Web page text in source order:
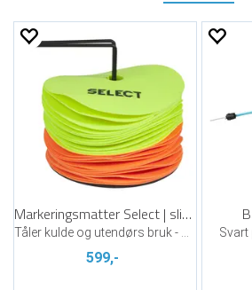
Markeringsmatter Select | slitesterk
599,-
Svart